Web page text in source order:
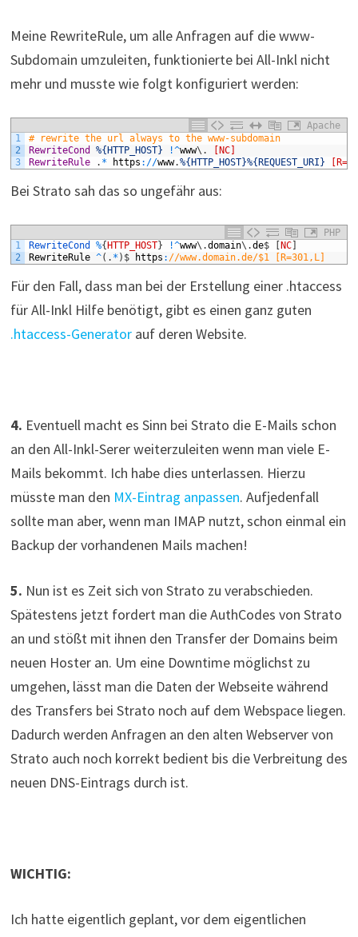
Meine RewriteRule, um alle Anfragen auf die www-
Subdomain umzuleiten, funktionierte bei All-Inkl nicht
mehr und musste wie folgt konfiguriert werden:
Apache
1
2
3
# rewrite the url always to the www-subdomain
RewriteCond
%{HTTP_HOST} !^www\ .
[NC]
RewriteRule
. * https : //www.%{HTTP_HOST}%{REQUEST_URI}
Bei Strato sah das so ungefähr aus:
PHP
1
2
RewriteCond %{HTTP_HOST} !^www\ .domain\ .de$ [NC]
RewriteRule ^( . * ) $ https : //www.domain.de/$1 [R=301,L]
Für den Fall, dass man bei der Erstellung einer .htaccess
für All-Inkl Hilfe benötigt, gibt es einen ganz guten
.htaccess-Generatorauf deren Website.
4. Eventuell macht es Sinn bei Strato die E-Mails schon
an den All-Inkl-Serer weiterzuleiten wenn man viele E-
Mails bekommt. Ich habe dies unterlassen. Hierzu
müsste man den MX-Eintrag anpassen. Aufjedenfall
sollte man aber, wenn man IMAP nutzt, schon einmal ein
Backup der vorhandenen Mails machen!
5. Nun ist es Zeit sich von Strato zu verabschieden.
Spätestens jetzt fordert man die AuthCodes von Strato
an und stößt mit ihnen den Transfer der Domains beim
neuen Hoster an. Um eine Downtime möglichst zu
umgehen, lässt man die Daten der Webseite während
des Transfers bei Strato noch auf dem Webspace liegen.
Dadurch werden Anfragen an den alten Webserver von
Strato auch noch korrekt bedient bis die Verbreitung des
neuen DNS-Eintrags durch ist.
WICHTIG:
Ich hatte eigentlich geplant, vor dem eigentlichen